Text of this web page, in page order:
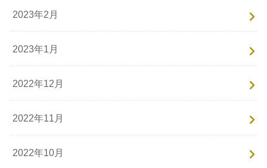
2023年2月
2023年1月
2022年12月
2022年11月
2022年10月